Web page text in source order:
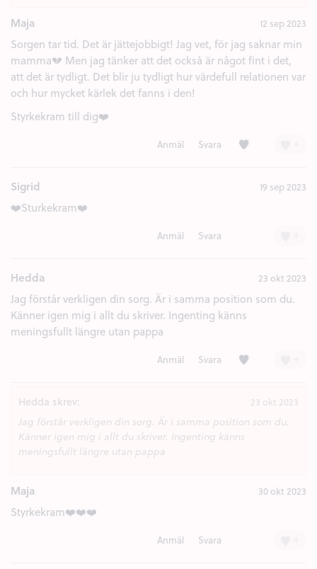
Maja 12 sep 2023
Sorgen tar tid. Det är jättejobbigt! Jag vet, för jag saknar min
mamma💔 Men jag tänker att det också är något fint i det,
att det är tydligt. Det blir ju tydligt hur värdefull relationen var
och hur mycket kärlek det fanns i den!
Styrkekram till dig❤️
Anmäl Svara Kärlek (3)
Sigrid 19 sep 2023
❤️Sturkekram❤️
Anmäl Svara
Hedda 23 okt 2023
Jag förstår verkligen din sorg. Är i samma position som du.
Känner igen mig i allt du skriver. Ingenting känns
meningsfullt längre utan pappa
Anmäl Svara Kärlek (3)
Hedda skrev: 23 okt 2023
Jag förstår verkligen din sorg. Är i samma position som du.
Känner igen mig i allt du skriver. Ingenting känns
meningsfullt längre utan pappa
Maja 30 okt 2023
Styrkekram❤️❤️❤️
Anmäl Svara